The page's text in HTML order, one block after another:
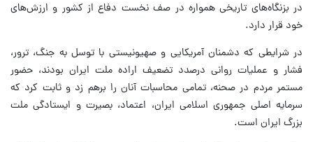
در بزنگاه‌های تاریخی همواره در صف نخست دفاع از کشور و ارزش‌های
خود قرار دارد.
در شرایطی که دشمنان آمریکایی و صهیونیستی با توسل به جنگ، ترور،
فشار و عملیات روانی درصدد تضعیف اراده ملت ایران بودند، حضور
مستمر مردم در صحنه، تمامی محاسبات آنان را برهم زد و ثابت کرد که
سرمایه اصلی جمهوری اسلامی ایران، اعتماد، بصیرت و ایستادگی ملت
بزرگ ایران است.